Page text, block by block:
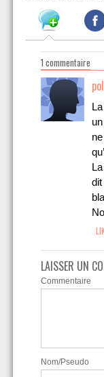
1 commentaire
LAISSER UN
Commentaire
Nom/Pseudo